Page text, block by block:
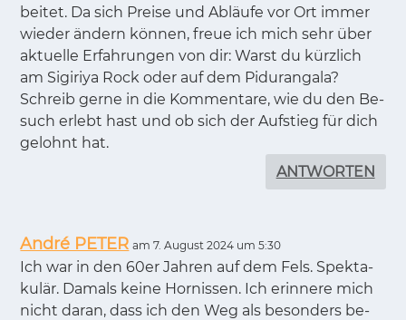
bei­tet. Da sich Prei­se und Ab­läu­fe vor Ort im­mer
wie­der än­dern kön­nen, freue ich mich sehr über
ak­tu­el­le Er­fah­run­gen von dir: Warst du kürz­lich
am Si­gi­riya Rock oder auf dem Pi­duran­ga­la?
Schreib ger­ne in die Kom­men­ta­re, wie du den Be­
such er­lebt hast und ob sich der Auf­stieg für dich
ge­lohnt hat.
ANTWORTEN
André PETER am 7. August 2024 um 5:30
Ich war in den 60er Jah­ren auf dem Fels. Spek­ta­
ku­lär. Da­mals kei­ne Hor­nis­sen. Ich er­in­ne­re mich
nicht dar­an, dass ich den Weg als be­son­ders be­